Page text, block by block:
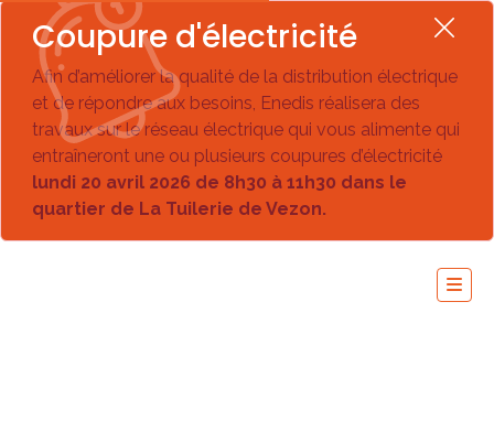
Coupure d'électricité
Afin d’améliorer la qualité de la distribution électrique
et de répondre aux besoins, Enedis réalisera des
travaux sur le réseau électrique qui vous alimente qui
entraîneront une ou plusieurs coupures d’électricité
lundi 20 avril 2026 de 8h30 à 11h30 dans le
quartier de La Tuilerie de Vezon.